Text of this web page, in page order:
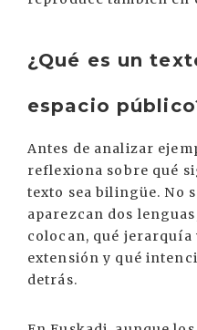
¿Qué es un
espacio
Antes de analizar
reflexiona sobre qué
texto sea bilingüe. No
aparezcan dos
colocan, qué jerarquía
extensión y qué
detrás.